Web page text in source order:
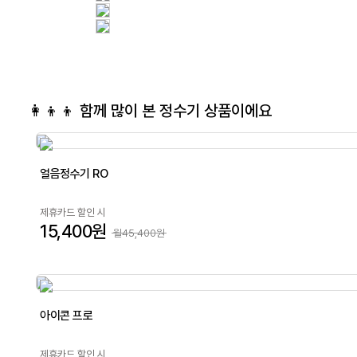
👩‍👦‍👦 함께 많이 본 정수기 상품이에요
얼음정수기 RO
제휴카드 할인 시
15,400원 월45,400원
아이콘 프로
제휴카드 할인 시